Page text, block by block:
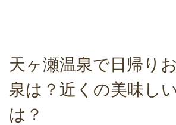
天ヶ瀬温泉で日帰り
泉は？近くの美味し
は？